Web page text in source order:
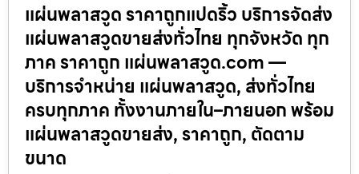
แผ่นพลาสวูด ราคาถูกแปดริ้ว บริการจัดส่ง
แผ่นพลาสวูดขายส่งทั่วไทย ทุกจังหวัด ทุก
ภาค ราคาถูก แผ่นพลาสวูด.com —
บริการจำหน่าย แผ่นพลาสวูด, ส่งทั่วไทย
ครบทุกภาค ทั้งงานภายใน–ภายนอก พร้อม
แผ่นพลาสวูดขายส่ง, ราคาถูก, ตัดตาม
ขนาด